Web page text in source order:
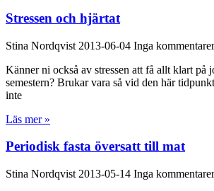
Stressen och hjärtat
Stina Nordqvist 2013-06-04 Inga kommentarer
Känner ni också av stressen att få allt klart på
semestern? Brukar vara så vid den här
inte
Läs mer »
Periodisk fasta översatt till mat
Stina Nordqvist 2013-05-14 Inga kommentarer